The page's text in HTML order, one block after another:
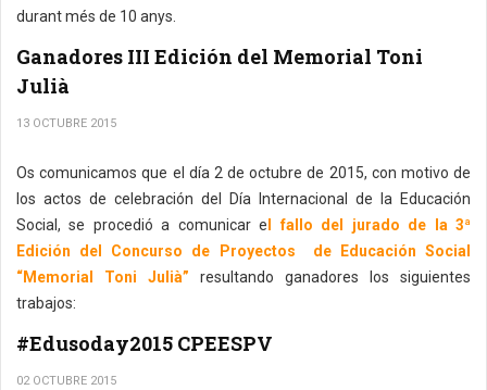
durant més de 10 anys.
Ganadores III Edición del Memorial Toni
Julià
13 OCTUBRE 2015
Os comunicamos que el día 2 de octubre de 2015, con motivo de
los actos de celebración del Día Internacional de la Educación
Social, se procedió a comunicar e l fallo del jurado de la 3ª
Edición del Concurso de Proyectos de Educación Social
“Memorial Toni Julià” resultando ganadores los siguientes
trabajos:
#Edusoday2015 CPEESPV
02 OCTUBRE 2015